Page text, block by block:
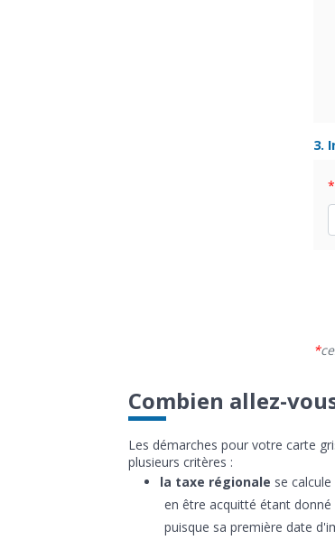
3.
Combien allez-
Les démarches pour votre carte
plusieurs critères :
la taxe régionale se
en être acquitté étant
puisque sa première date